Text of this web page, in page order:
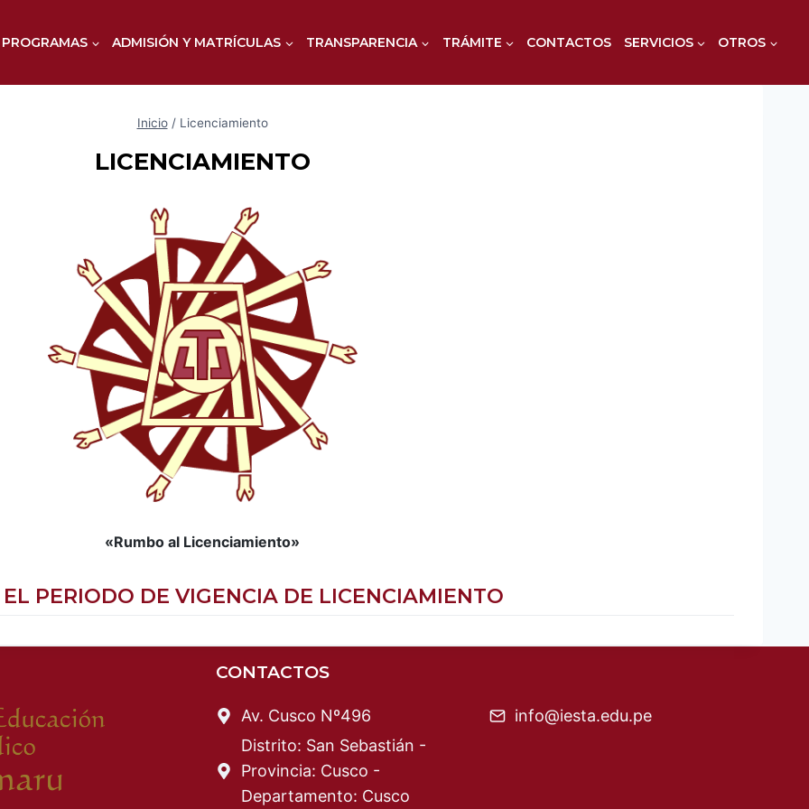
PROGRAMAS ADMISIÓN Y MATRÍCULAS TRANSPARENCIA TRÁMITE CONTACTOS SERVICIOS OTROS
Inicio / Licenciamiento
LICENCIAMIENTO
«Rumbo al Licenciamiento»
PERIODO DE VIGENCIA DE LICENCIAMIENTO
CONTACTOS
Av. Cusco Nº496
Distrito: San Sebastián -
Provincia: Cusco -
Departamento: Cusco
info@iesta.edu.pe